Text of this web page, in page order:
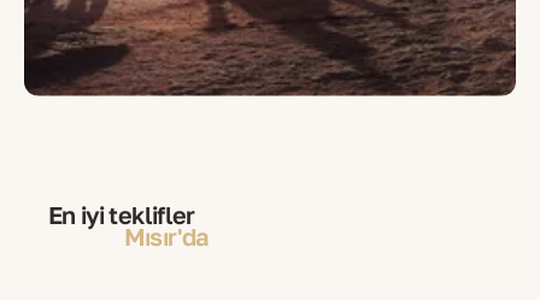
En iyi teklifler
Mısır'da